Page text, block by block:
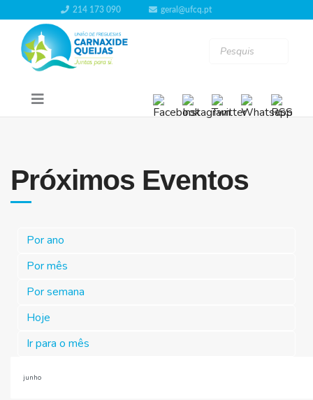
214 173 090 geral@ufcq.pt
Próximos Eventos
Por ano
Por mês
Por semana
Hoje
Ir para o mês